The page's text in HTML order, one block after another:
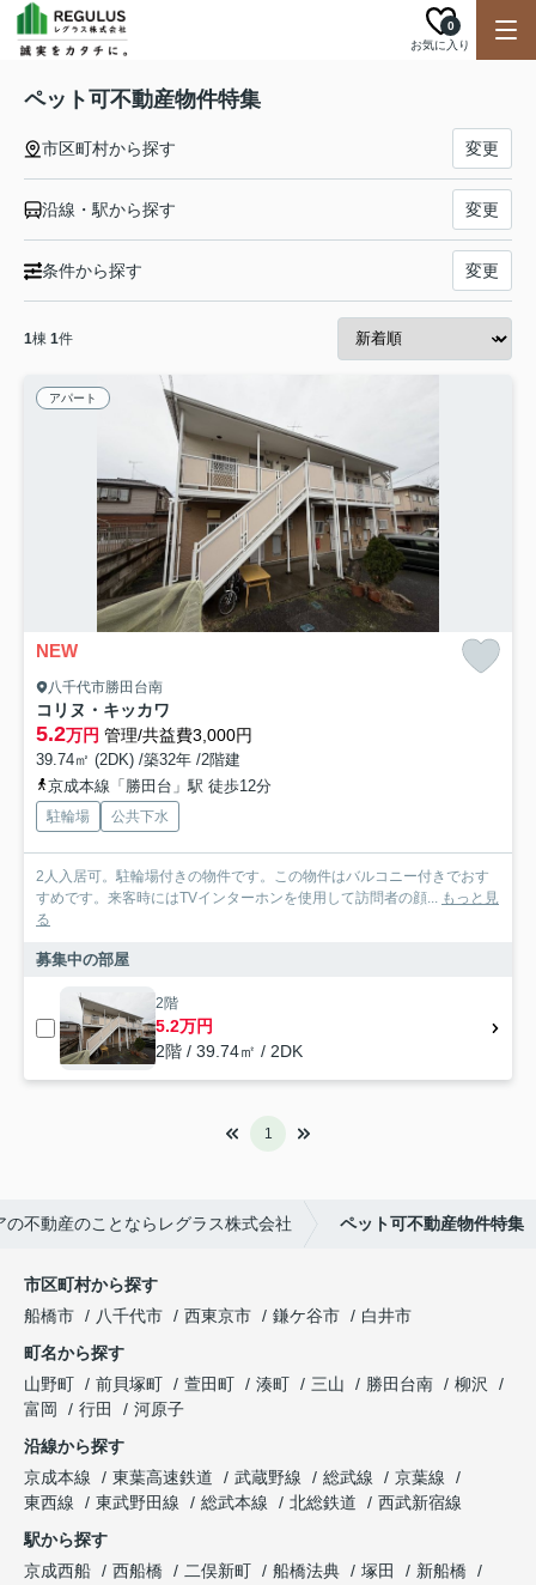
お気に入り
0
ペット可不動産物件特集
市区町村から探す 変更
沿線・駅から探す 変更
条件から探す 変更
1棟 1件
アパート
NEW
八千代市勝田台南
コリヌ・キッカワ
5.2万円 管理/共益費3,000円
39.74㎡ (2DK) /築32年 /2階建
京成本線「勝田台」駅 徒歩12分
駐輪場 公共下水
2人入居可。駐輪場付きの物件です。この物件はバルコニー付きでおす
すめです。来客時にはTVインターホンを使用して訪問者の顔... もっと見
る
募集中の部屋
2階
5.2万円
2階 / 39.74㎡ / 2DK
1
の不動産のことならレグラス株式会社 ペット可不動産物件特集
市区町村から探す
船橋市
八千代市 西東京市 鎌ケ谷市
白井市
町名から探す
山野町
前貝塚町 萱田町 湊町 三山 勝田台南
柳沢
富岡
行田
河原子
沿線から探す
京成本線
東葉高速鉄道 武蔵野線 総武線
京葉線
東西線
東武野田線 総武本線 北総鉄道
西武新宿線
駅から探す
京成西船
西船橋 二俣新町 船橋法典 塚田
新船橋